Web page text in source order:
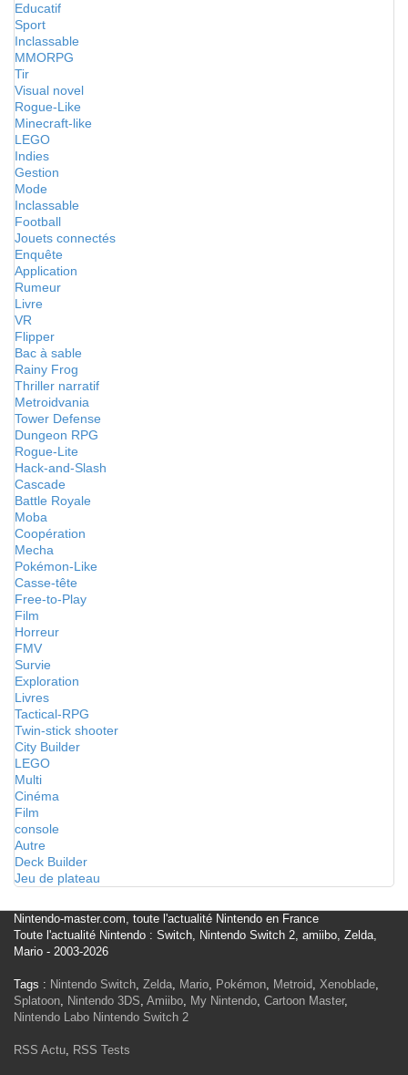
Educatif
Sport
Inclassable
MMORPG
Tir
Visual novel
Rogue-Like
Minecraft-like
LEGO
Indies
Gestion
Mode
Inclassable
Football
Jouets connectés
Enquête
Application
Rumeur
Livre
VR
Flipper
Bac à sable
Rainy Frog
Thriller narratif
Metroidvania
Tower Defense
Dungeon RPG
Rogue-Lite
Hack-and-Slash
Cascade
Battle Royale
Moba
Coopération
Mecha
Pokémon-Like
Casse-tête
Free-to-Play
Film
Horreur
FMV
Survie
Exploration
Livres
Tactical-RPG
Twin-stick shooter
City Builder
LEGO
Multi
Cinéma
Film
console
Autre
Deck Builder
Jeu de plateau
Nintendo-master.com, toute l'actualité Nintendo en France
Toute l'actualité Nintendo : Switch, Nintendo Switch 2, amiibo, Zelda,
Mario - 2003-2026
Tags : Nintendo Switch, Zelda, Mario, Pokémon, Metroid, Xenoblade,
Splatoon, Nintendo 3DS, Amiibo, My Nintendo, Cartoon Master,
Nintendo Labo Nintendo Switch 2
RSS Actu, RSS Tests